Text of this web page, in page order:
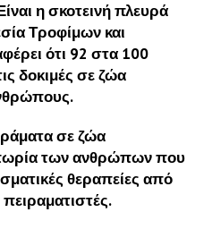
η σκοτεινή πλευρά
Τροφίμων και
ότι 92 στα 100
δοκιμές σε ζώα
σε ζώα
των ανθρώπων που
θεραπείες από